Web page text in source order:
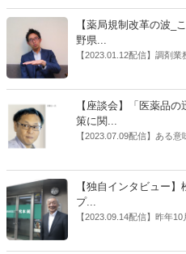
【薬局規制改革の波_
野県...
【2023.01.12配信】調剤
界への規制改革の波。こ
はないだろうか。本紙で
師の業務及び薬局の機能に
ても出席していたイイジ
【座談会】「医薬品
策に関...
【2023.07.09配信】ある
厚労省「医薬品の迅速・
書がとりまとめられた。
厚労省医政局医薬産業振興
情報企画課セルフケア・
公一氏や青山学院大学名
【独自インタビュー
プ...
【2023.09.14配信】昨年
員を「自民党神奈川1区」